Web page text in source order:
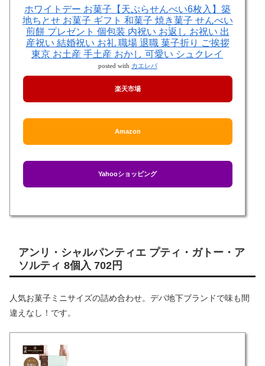
ホワイトデー お菓子【天ぷらせんべい6枚入】築
地ちとせ お菓子 ギフト 和菓子 焼き菓子 せんべい
煎餅 プレゼント 個包装 内祝い お返し お祝い 出
産祝い 結婚祝い お礼 職場 退職 菓子折り ご挨拶
東京 お土産 手土産 おかし 可愛い シュクレイ
posted with カエレバ
楽天市場
Amazon
Yahooショッピング
アンリ・シャルパンティエ プティ・ガトー・ア
ソルティ 8個入 702円
人気お菓子ミニサイズの詰め合わせ。デパ地下ブランドで味も間
違えなし！です。